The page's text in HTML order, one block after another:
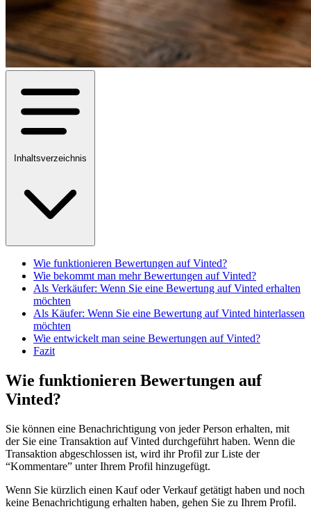
Inhaltsverzeichnis
Wie funktionieren Bewertungen auf Vinted?
Wie bekommt man mehr Bewertungen auf Vinted?
Als Verkäufer: Wenn Sie eine Bewertung auf Vinted erhalten
möchten
Als Käufer: Wenn Sie eine Bewertung auf Vinted hinterlassen
möchten
Wie entwickelt man seine Bewertungen auf Vinted?
Fazit
Wie funktionieren Bewertungen auf
Vinted?
Sie können eine Benachrichtigung von jeder Person erhalten, mit
der Sie eine Transaktion auf Vinted durchgeführt haben. Wenn die
Transaktion abgeschlossen ist, wird ihr Profil zur Liste der
“Kommentare” unter Ihrem Profil hinzugefügt.
Wenn Sie kürzlich einen Kauf oder Verkauf getätigt haben und noch
keine Benachrichtigung erhalten haben, gehen Sie zu Ihrem Profil.